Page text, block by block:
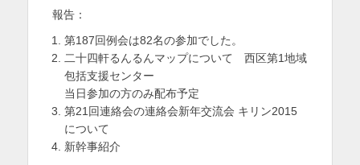
報告：
第187回例会は82名の参加でした。
二十四軒るんるんマップについて 西区第1地域
包括支援センター
当日参加の方のみ配布予定
第21回連絡会の連絡会新年交流会 キリン2015
について
新幹事紹介